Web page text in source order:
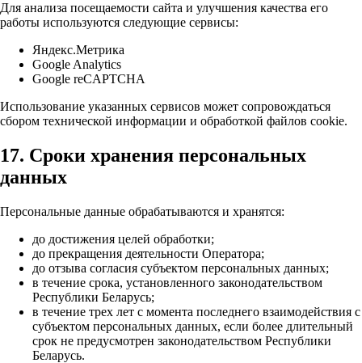
Для анализа посещаемости сайта и улучшения качества его
работы используются следующие сервисы:
Яндекс.Метрика
Google Analytics
Google reCAPTCHA
Использование указанных сервисов может сопровождаться
сбором технической информации и обработкой файлов cookie.
17. Сроки хранения персональных
данных
Персональные данные обрабатываются и хранятся:
до достижения целей обработки;
до прекращения деятельности Оператора;
до отзыва согласия субъектом персональных данных;
в течение срока, установленного законодательством
Республики Беларусь;
в течение трех лет с момента последнего взаимодействия с
субъектом персональных данных, если более длительный
срок не предусмотрен законодательством Республики
Беларусь.